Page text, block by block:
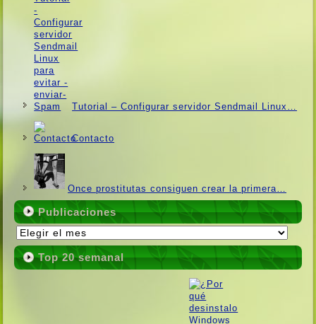
Tutorial – Configurar servidor Sendmail Linux…
Contacto
Once prostitutas consiguen crear la primera…
Publicaciones
Publicaciones
Top 20 semanal